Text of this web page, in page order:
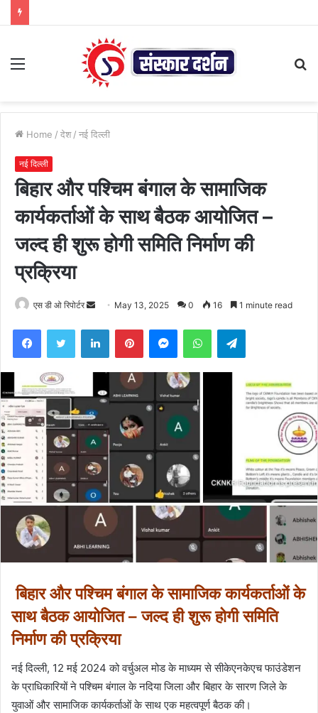
Menu
Home / देश / नई दिल्ली
नई दिल्ली
बिहार और पश्चिम बंगाल के सामाजिक
कार्यकर्ताओं के साथ बैठक आयोजित –
जल्द ही शुरू होगी समिति निर्माण की
प्रक्रिया
एस डी ओ रिपोर्टर
Send May 13, 2025 0 16 1 minute read
FacebookTwitter LinkedInPinterestMessengerWhatsAppTelegram
बिहार और पश्चिम बंगाल के सामाजिक कार्यकर्ताओं के
साथ बैठक आयोजित – जल्द ही शुरू होगी समिति
निर्माण की प्रक्रिया
नई दिल्ली, 12 मई 2024 को वर्चुअल मोड के माध्यम से सीकेएनकेएच फाउंडेशन
के प्राधिकारियों ने पश्चिम बंगाल के नदिया जिला और बिहार के सारण जिले के
युवाओं और सामाजिक कार्यकर्ताओं के साथ एक महत्वपूर्ण बैठक की।